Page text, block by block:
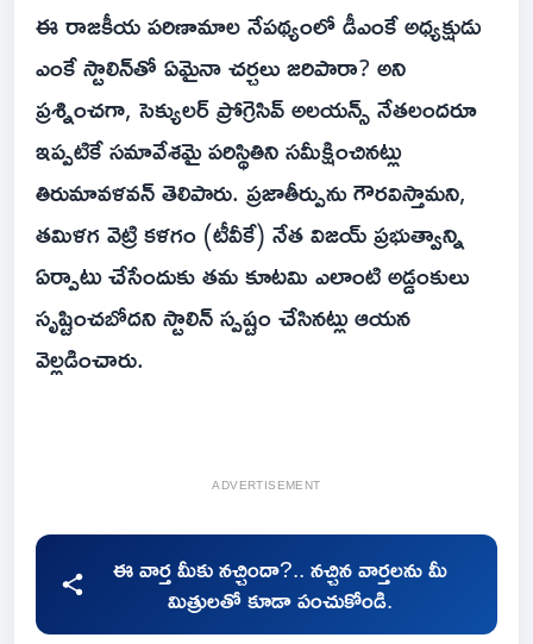
ఈ రాజకీయ పరిణామాల నేపథ్యంలో డీఎంకే అధ్యక్షుడు
ఎంకే స్టాలిన్‌తో ఏమైనా చర్చలు జరిపారా? అని
ప్రశ్నించగా, సెక్యులర్ ప్రోగ్రెసివ్ అలయన్స్ నేతలందరూ
ఇప్పటికే సమావేశమై పరిస్థితిని సమీక్షించినట్లు
తిరుమావళవన్ తెలిపారు. ప్రజాతీర్పును గౌరవిస్తామని,
తమిళగ వెట్రి కళగం (టీవీకే) నేత విజయ్ ప్రభుత్వాన్ని
ఏర్పాటు చేసేందుకు తమ కూటమి ఎలాంటి అడ్డంకులు
సృష్టించబోదని స్టాలిన్ స్పష్టం చేసినట్లు ఆయన
వెల్లడించారు.
ADVERTISEMENT
ఈ వార్త మీకు నచ్చిందా?.. నచ్చిన వార్తలను మీ
మిత్రులతో కూడా పంచుకోండి.